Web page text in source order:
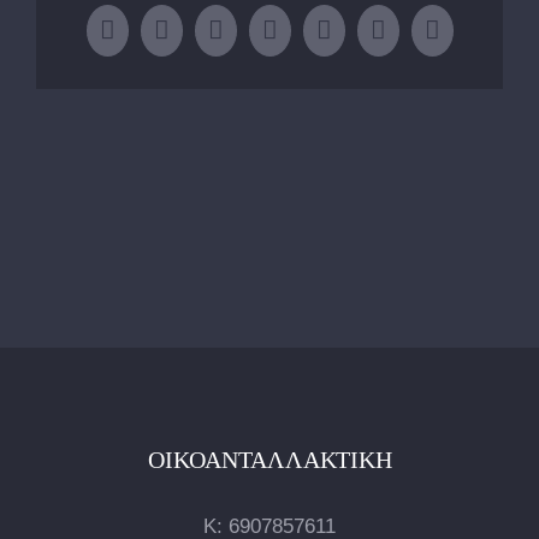
Facebook
TwitterLinkedInWhatsApp
TumblrPinterestEmail
ΟΙΚΟΑΝΤΑΛΛΑΚΤΙΚΉ
Κ: 6907857611